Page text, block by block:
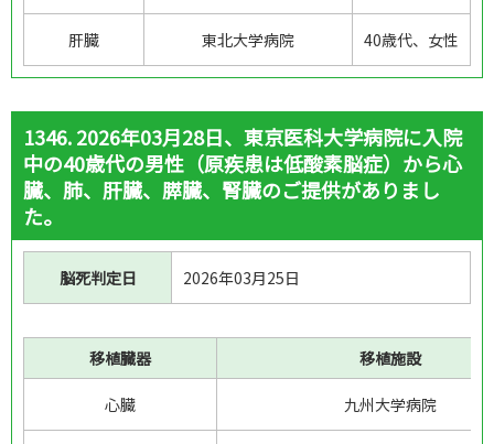
肝臓 東北大学病院 40歳代、女性
1346. 2026年03月28日、東京医科大学病院に入院
中の40歳代の男性（原疾患は低酸素脳症）から心
臓、肺、肝臓、膵臓、腎臓のご提供がありまし
た。
脳死判定日 2026年03月25日
移植臓器 移植施設
心臓 九州大学病院